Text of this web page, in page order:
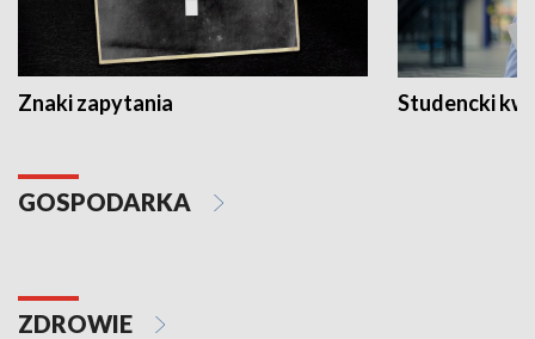
Znaki zapytania Studencki
GOSPODARKA
ZDROWIE